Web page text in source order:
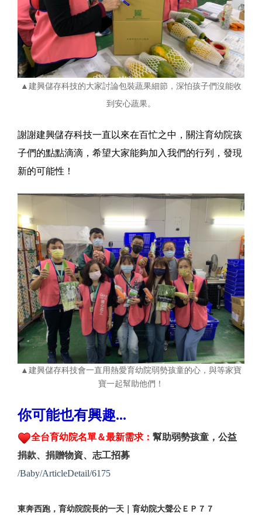
▲建興儲存科技的大家討論包裝蔬果細節，深怕孩子們沒能收
到安心蔬果。
謝謝建興儲存科技一直以來在百忙之中，關注育幼院孩
子們的點點滴滴，希望大家能夠加入我們的行列，發現
新的可能性！
▲建興儲存科技會一直用熱愛育幼院弱勢孩童的心，與等家寶
寶一起幫助他們！
你可能也有興趣...
全台育幼院名單＆最新需求： 幫助弱勢孩童，公益
捐款、捐贈物資、志工招募
/Baby/ArticleDetail/6175
東奔西跑，育幼院院長的一天｜育幼院大聲公ＥＰ７７